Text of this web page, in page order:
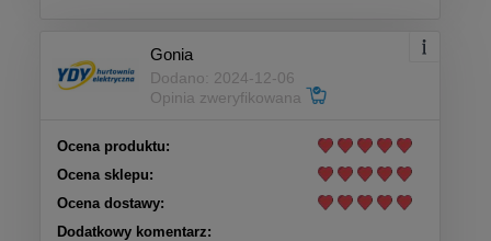
Gonia
Dodano: 2024-12-06
Opinia zweryfikowana
Ocena produktu:
Ocena sklepu:
Ocena dostawy:
Dodatkowy komentarz: